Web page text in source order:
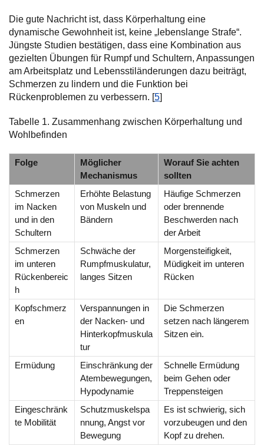
Die gute Nachricht ist, dass Körperhaltung eine
dynamische Gewohnheit ist, keine „lebenslange Strafe“.
Jüngste Studien bestätigen, dass eine Kombination aus
gezielten Übungen für Rumpf und Schultern, Anpassungen
am Arbeitsplatz und Lebensstiländerungen dazu beiträgt,
Schmerzen zu lindern und die Funktion bei
Rückenproblemen zu verbessern. [5]
Tabelle 1. Zusammenhang zwischen Körperhaltung und
Wohlbefinden
Folge
Möglicher
Mechanismus
Worauf Sie achten
sollten
Schmerzen
im Nacken
und in den
Schultern
Erhöhte Belastung
von Muskeln und
Bändern
Häufige Schmerzen
oder brennende
Beschwerden nach
der Arbeit
Schmerzen
im unteren
Rückenbereic
h
Schwäche der
Rumpfmuskulatur,
langes Sitzen
Morgensteifigkeit,
Müdigkeit im unteren
Rücken
Kopfschmerz
en
Verspannungen in
der Nacken- und
Hinterkopfmuskula
tur
Die Schmerzen
setzen nach längerem
Sitzen ein.
Ermüdung
Einschränkung der
Atembewegungen,
Hypodynamie
Schnelle Ermüdung
beim Gehen oder
Treppensteigen
Eingeschränk
te Mobilität
Schutzmuskelspa
nnung, Angst vor
Bewegung
Es ist schwierig, sich
vorzubeugen und den
Kopf zu drehen.